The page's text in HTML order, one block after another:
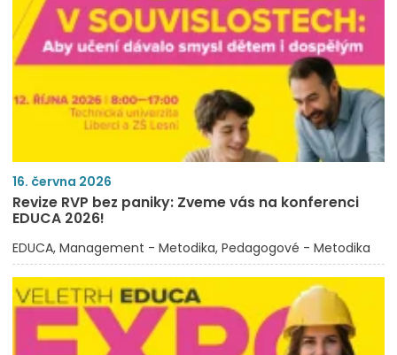
16. června 2026
Revize RVP bez paniky: Zveme vás na konferenci
EDUCA 2026!
EDUCA Management - Metodika Pedagogové - Metodika